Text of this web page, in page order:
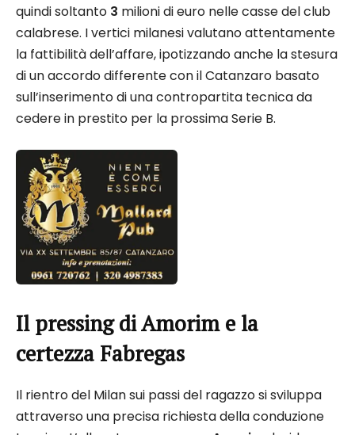
quindi soltanto 3 milioni di euro nelle casse del club
calabrese. I vertici milanesi valutano attentamente
la fattibilità dell’affare, ipotizzando anche la stesura
di un accordo differente con il Catanzaro basato
sull’inserimento di una contropartita tecnica da
cedere in prestito per la prossima Serie B.
Il pressing di Amorim e la
certezza Fabregas
Il rientro del Milan sui passi del ragazzo si sviluppa
attraverso una precisa richiesta della conduzione